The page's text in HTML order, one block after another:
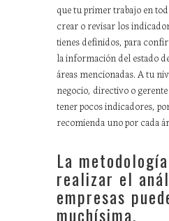
que tu primer trabajo en
crear o revisar los
tienes definidos, para
la información del estado
áreas mencionadas. A tu
negocio, directivo o
tener pocos indicadores,
recomienda uno por cada
La
realizar el
empresas
muchísima.